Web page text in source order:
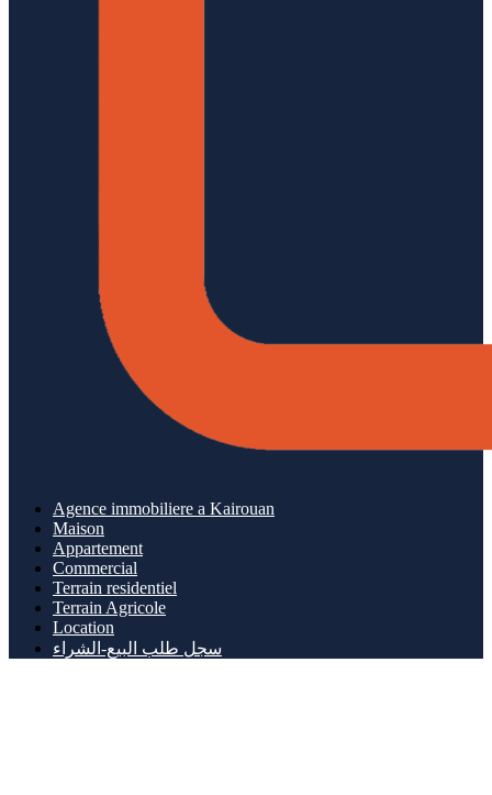
Agence immobiliere a Kairouan
Maison
Appartement
Commercial
Terrain residentiel
Terrain Agricole
Location
سجل طلب البيع-الشراء